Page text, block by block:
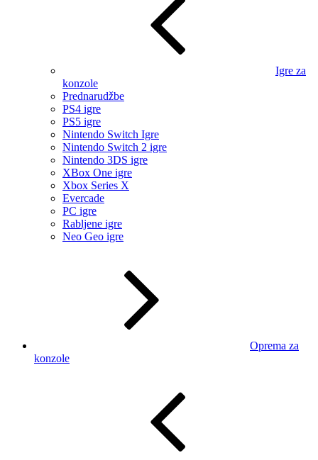
Igre za
konzole
Prednarudžbe
PS4 igre
PS5 igre
Nintendo Switch Igre
Nintendo Switch 2 igre
Nintendo 3DS igre
XBox One igre
Xbox Series X
Evercade
PC igre
Rabljene igre
Neo Geo igre
Oprema za
konzole